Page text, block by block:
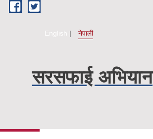
Skip to main content
English नेपाली
सरसफाई अभियान